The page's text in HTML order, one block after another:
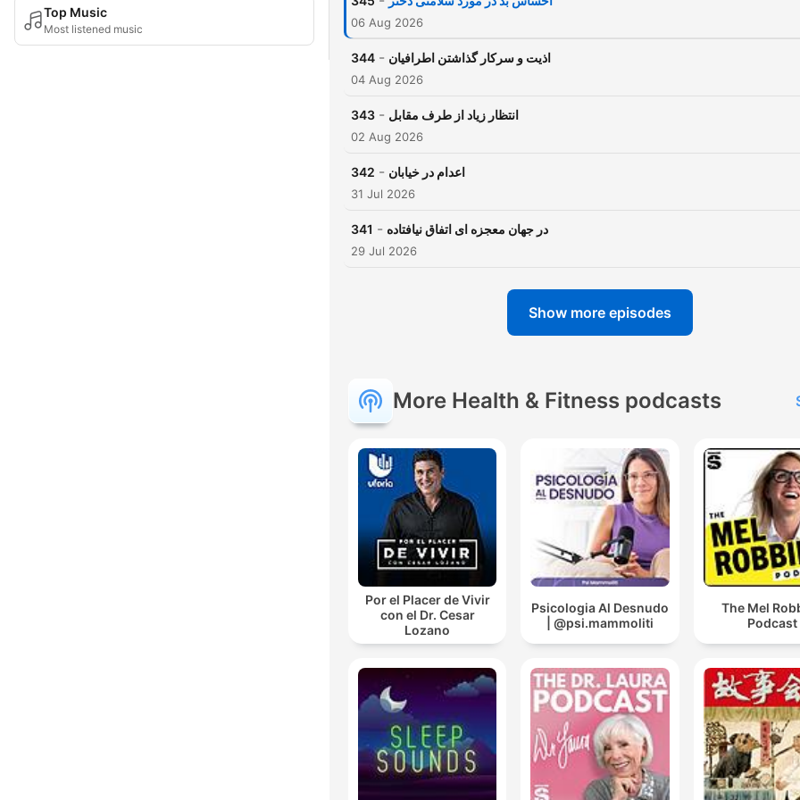
Top Music
Most listened music
https://youtube.com/
episodes have been
06 Aug 2026
344 - اذیت و سرکار گذاشتن اطرافیان
04 Aug 2026
343 - انتظار زیاد از طرف مقابل
02 Aug 2026
342 - اعدام در خیابان
31 Jul 2026
341 - در جهان معجزه ای اتفاق نیافتاده
29 Jul 2026
Show more episodes
More Health & Fitness podcasts
Por el Placer de Vivir
con el Dr. Cesar
Lozano
Psicologia Al Desnudo
| @psi.mammoliti
The Mel
Podcast